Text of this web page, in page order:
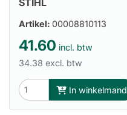
STIHL
Artikel: 00008810113
41.60 incl. btw
34.38 excl. btw
In winkelmand